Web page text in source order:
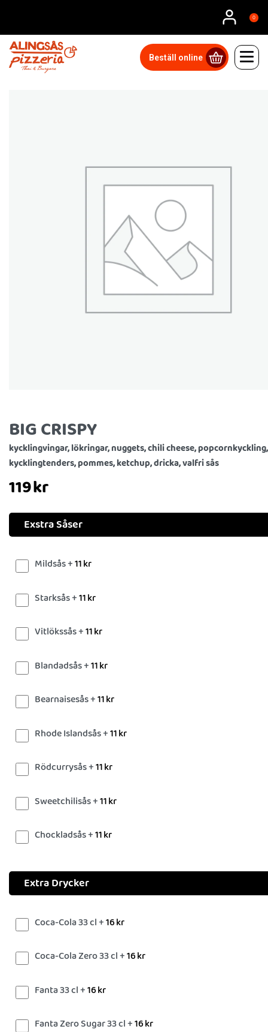
0
Beställ online
BIG CRISPY
kycklingvingar, lökringar, nuggets, chili cheese, popcornkyckling,
kycklingtenders, pommes, ketchup, dricka, valfri sås
119kr
Exstra Såser
Mildsås +11kr
Starksås +11kr
Vitlökssås +11kr
Blandadsås +11kr
Bearnaisesås +11kr
Rhode Islandsås +11kr
Rödcurrysås +11kr
Sweetchilisås +11kr
Chockladsås +11kr
Extra Drycker
Coca-Cola 33 cl +16kr
Coca-Cola Zero 33 cl +16kr
Fanta 33 cl +16kr
Fanta Zero Sugar 33 cl +16kr